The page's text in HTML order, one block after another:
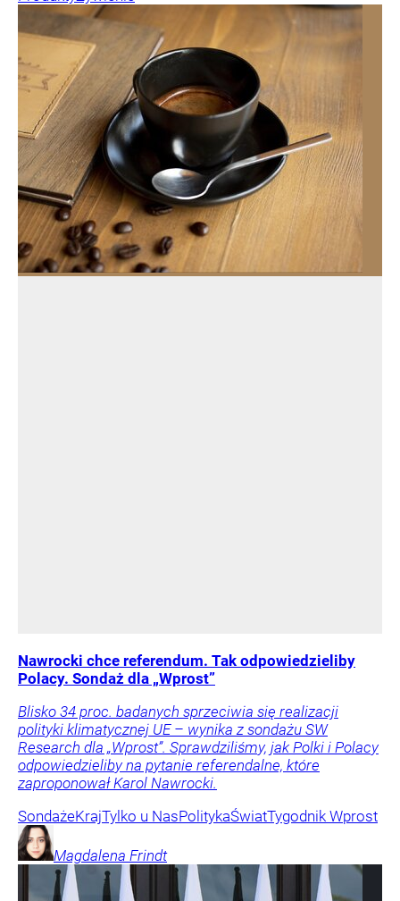
Nawrocki chce referendum. Tak odpowiedzieliby
Polacy. Sondaż dla „Wprost”
Blisko 34 proc. badanych sprzeciwia się realizacji
polityki klimatycznej UE – wynika z sondażu SW
Research dla „Wprost”. Sprawdziliśmy, jak Polki i Polacy
odpowiedzieliby na pytanie referendalne, które
zaproponował Karol Nawrocki.
SondażeKrajTylko u NasPolitykaŚwiatTygodnik Wprost
Magdalena Frindt